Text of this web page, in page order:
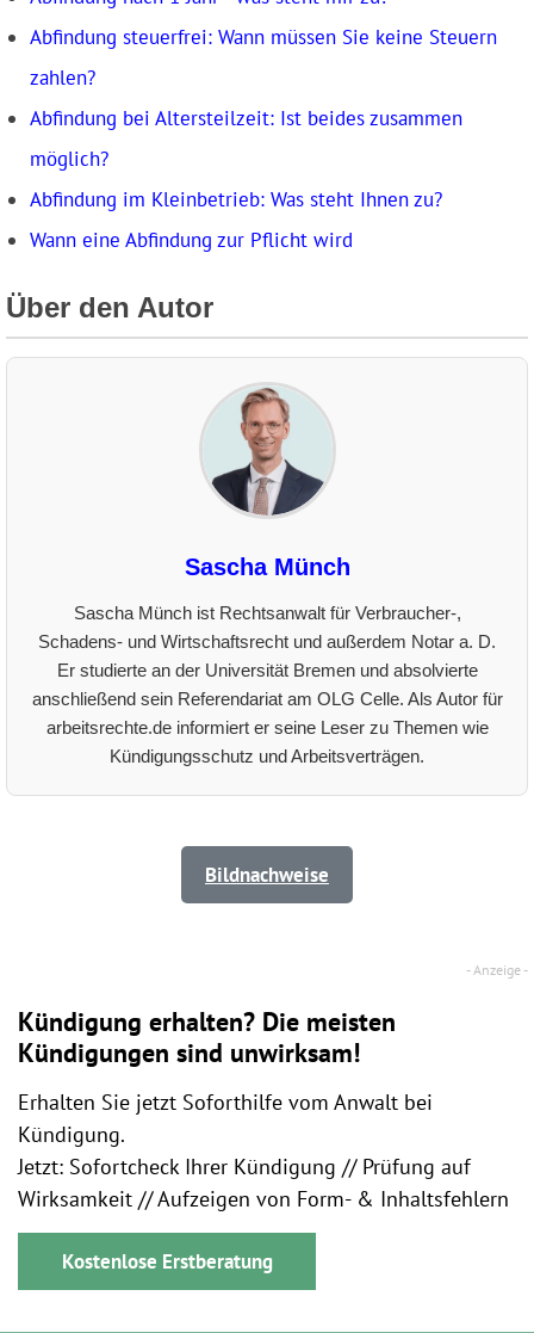
Abfindung steuerfrei: Wann müssen Sie keine Steuern
zahlen?
Abfindung bei Altersteilzeit: Ist beides zusammen
möglich?
Abfindung im Kleinbetrieb: Was steht Ihnen zu?
Wann eine Abfindung zur Pflicht wird
Über den Autor
Sascha Münch
Sascha Münch ist Rechtsanwalt für Verbraucher-,
Schadens- und Wirtschaftsrecht und außerdem Notar a. D.
Er studierte an der Universität Bremen und absolvierte
anschließend sein Referendariat am OLG Celle. Als Autor für
arbeitsrechte.de informiert er seine Leser zu Themen wie
Kündigungsschutz und Arbeitsverträgen.
Bildnachweise
Kündigung erhalten? Die meisten
Kündigungen sind unwirksam!
Erhalten Sie jetzt Soforthilfe vom Anwalt bei
Kündigung.
Jetzt: Sofortcheck Ihrer Kündigung // Prüfung auf
Wirksamkeit // Aufzeigen von Form- & Inhaltsfehlern
Kostenlose Erstberatung